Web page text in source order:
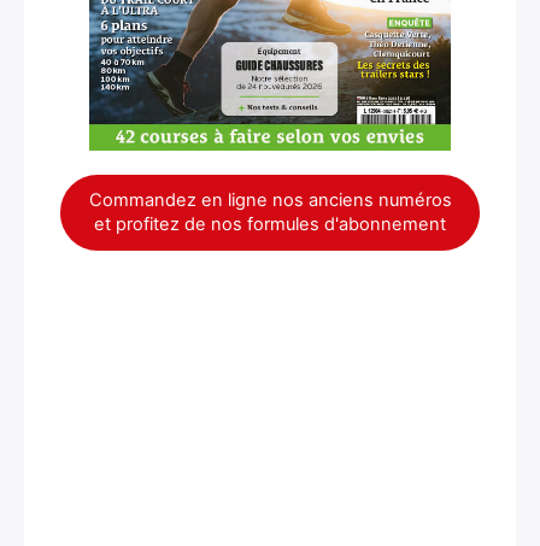
Commandez en ligne nos anciens numéros
et profitez de nos formules d'abonnement